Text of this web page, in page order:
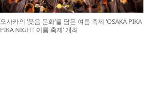
오사카의 ‘웃음 문화’를 담은 여름 축제 ‘OSAKA PIKA
PIKA NIGHT 여름 축제’ 개최